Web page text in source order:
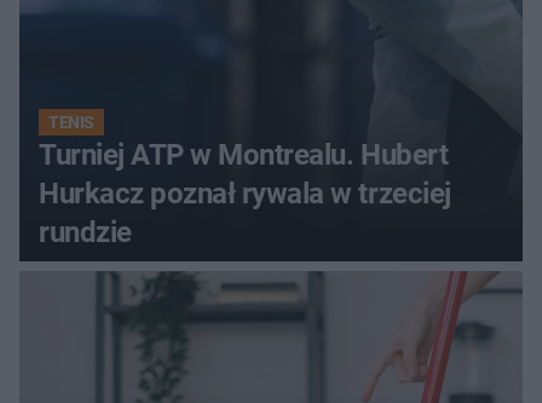
TENIS
Turniej ATP w Montrealu. Hubert
Hurkacz poznał rywala w trzeciej
rundzie